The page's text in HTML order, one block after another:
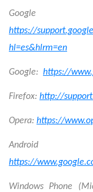
https://
hl=es&hlrm=en
Google: https://
Firefox: http://
Opera: https://
https://
Windows Phone